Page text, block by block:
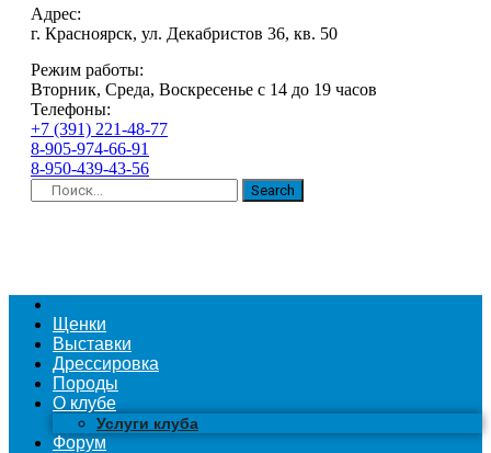
Адрес:
г. Красноярск, ул. Декабристов 36, кв. 50
Режим работы:
Вторник, Среда, Воскресенье с 14 до 19 часов
Телефоны:
+7 (391) 221-48-77
8-905-974-66-91
8-950-439-43-56
Search
Щенки
Выставки
Дрессировка
Породы
О клубе
Услуги клуба
Форум